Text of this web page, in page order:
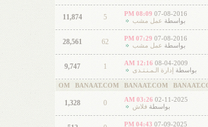
07-08-2016
08:09 PM
بواسطة عمل مشب 5
11,874
07-08-2016
07:29 PM
بواسطة عمل مشب 62
28,561
08-04-2009
12:16 AM
بواسطة
إدارة الـمـنـتـدى 1
9,747
BANAAT.COM BANAAT.COM
02-11-2025
03:26 AM
بواسطةفلاش 0
1,328
07-09-2025
04:43 PM